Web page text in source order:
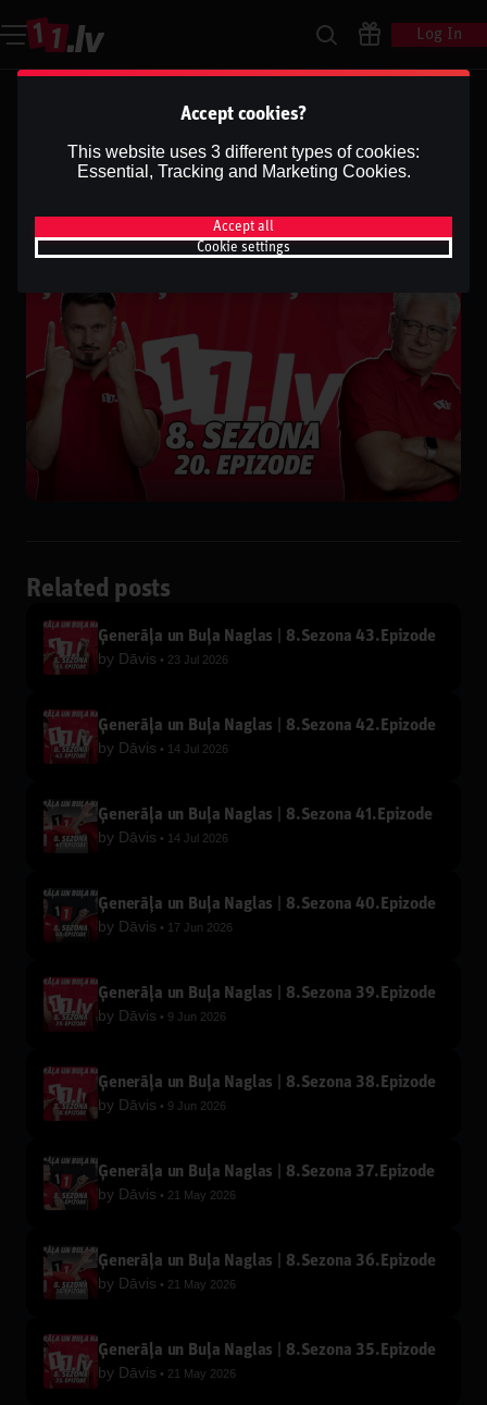
Log In
Ģenerāļa un Buļa Naglas |
8.Sezona 20.Epizode
Updated 13 May 2026
Related posts
Ģenerāļa un Buļa Naglas | 8.Sezona 43.Epizode
by Dāvis 23 Jul 2026
Ģenerāļa un Buļa Naglas | 8.Sezona 42.Epizode
by Dāvis 14 Jul 2026
Ģenerāļa un Buļa Naglas | 8.Sezona 41.Epizode
by Dāvis 14 Jul 2026
Ģenerāļa un Buļa Naglas | 8.Sezona 40.Epizode
by Dāvis 17 Jun 2026
Ģenerāļa un Buļa Naglas | 8.Sezona 39.Epizode
by Dāvis 9 Jun 2026
Ģenerāļa un Buļa Naglas | 8.Sezona 38.Epizode
by Dāvis 9 Jun 2026
Ģenerāļa un Buļa Naglas | 8.Sezona 37.Epizode
by Dāvis 21 May 2026
Ģenerāļa un Buļa Naglas | 8.Sezona 36.Epizode
by Dāvis 21 May 2026
Ģenerāļa un Buļa Naglas | 8.Sezona 35.Epizode
by Dāvis 21 May 2026
Accept cookies?
This website uses 3 different types of cookies:
Essential, Tracking and Marketing Cookies.
Accept all
Cookie settings